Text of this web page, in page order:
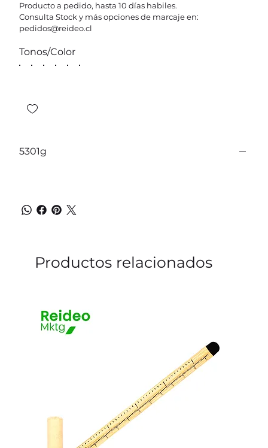
Producto a pedido, hasta 10 días habiles.
Consulta Stock y más opciones de marcaje en:
pedidos@reideo.cl
Tonos/Color
5301g
Productos relacionados